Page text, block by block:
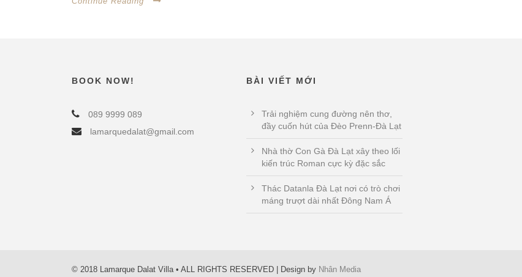
BOOK NOW!
089 9999 089
lamarquedalat@gmail.com
BÀI VIẾT MỚI
Trải nghiệm cung đường nên thơ,
đầy cuốn hút của Đèo Prenn-Đà Lạt
Nhà thờ Con Gà Đà Lạt xây theo lối
kiến trúc Roman cực kỳ đặc sắc
Thác Datanla Đà Lạt nơi có trò chơi
máng trượt dài nhất Đông Nam Á
© 2018 Lamarque Dalat Villa • ALL RIGHTS RESERVED | Design by Nhân Media